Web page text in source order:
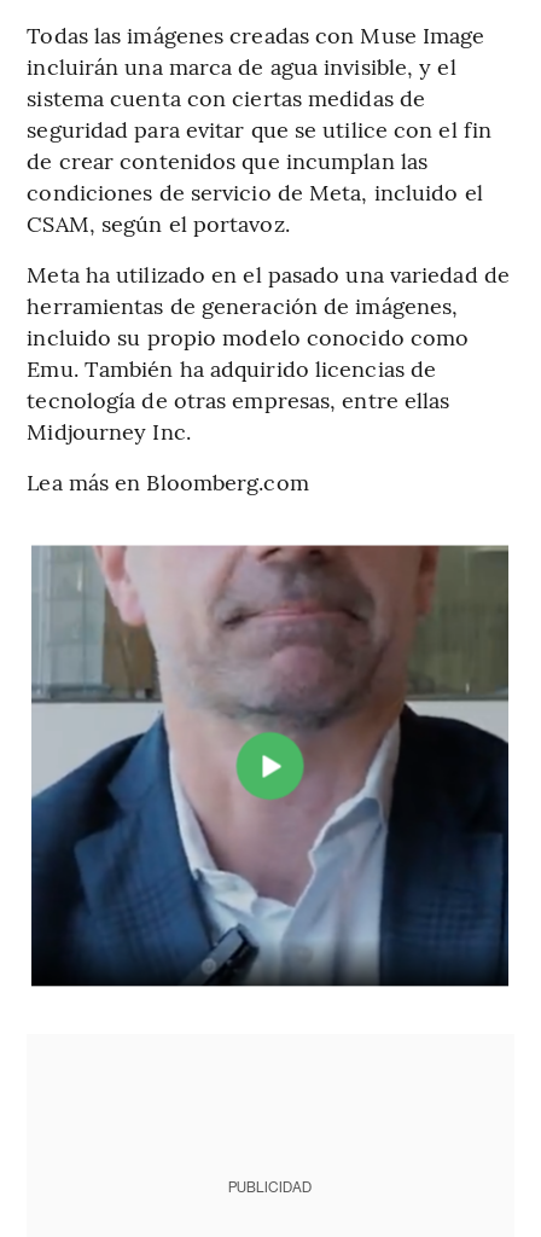
Todas las imágenes creadas con Muse Image
incluirán una marca de agua invisible, y el
sistema cuenta con ciertas medidas de
seguridad para evitar que se utilice con el fin
de crear contenidos que incumplan las
condiciones de servicio de Meta, incluido el
CSAM, según el portavoz.
Meta ha utilizado en el pasado una variedad de
herramientas de generación de imágenes,
incluido su propio modelo conocido como
Emu. También ha adquirido licencias de
tecnología de otras empresas, entre ellas
Midjourney Inc.
Lea más en Bloomberg.com
PUBLICIDAD